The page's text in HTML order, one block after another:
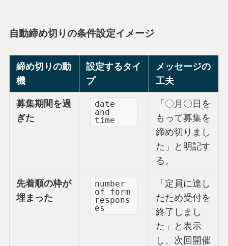
自動締め切りの条件設定イメージ
締め切りの動
機
設定するタイ
プ
メッセージの
工夫
募集期間を過
ぎた
date
and
time
「〇月〇日を
もって募集を
締め切りまし
た」と明記す
る。
先着順の枠が
埋まった
number
of form
respons
es
「定員に達し
たため受付を
終了しまし
た」と表示
し、次回開催